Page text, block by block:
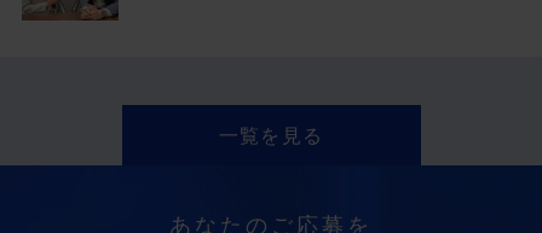
一覧を見る
あなたのご応募を